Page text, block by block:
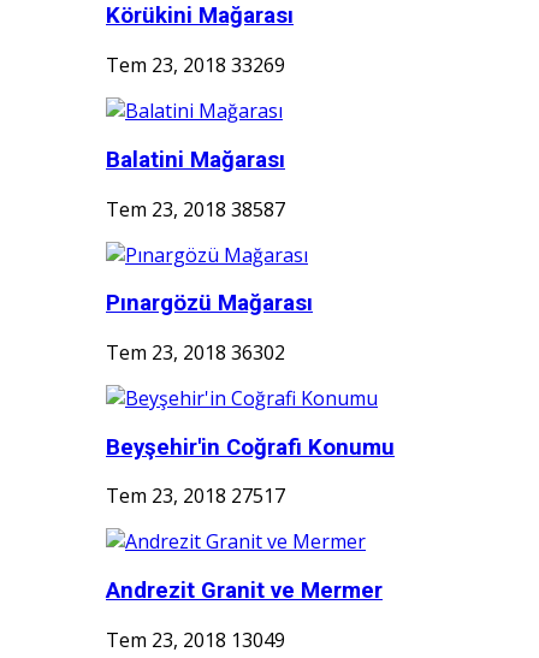
Körükini Mağarası
Tem 23, 2018 33269
Balatini Mağarası
Tem 23, 2018 38587
Pınargözü Mağarası
Tem 23, 2018 36302
Beyşehir'in Coğrafi Konumu
Tem 23, 2018 27517
Andrezit Granit ve Mermer
Tem 23, 2018 13049